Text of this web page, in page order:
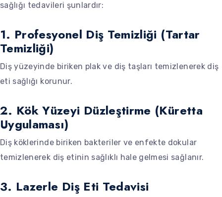
sağlığı tedavileri şunlardır:
1. Profesyonel Diş Temizliği (Tartar
Temizliği)
Diş yüzeyinde biriken plak ve diş taşları temizlenerek diş
eti sağlığı korunur.
2. Kök Yüzeyi Düzleştirme (Küretta
Uygulaması)
Diş köklerinde biriken bakteriler ve enfekte dokular
temizlenerek diş etinin sağlıklı hale gelmesi sağlanır.
3. Lazerle Diş Eti Tedavisi